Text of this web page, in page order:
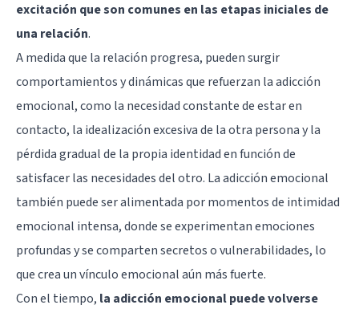
excitación que son comunes en las etapas iniciales de
una relación.
A medida que la relación progresa, pueden surgir
comportamientos y dinámicas que refuerzan la adicción
emocional, como la necesidad constante de estar en
contacto, la idealización excesiva de la otra persona y la
pérdida gradual de la propia identidad en función de
satisfacer las necesidades del otro. La adicción emocional
también puede ser alimentada por momentos de intimidad
emocional intensa, donde se experimentan emociones
profundas y se comparten secretos o vulnerabilidades, lo
que crea un vínculo emocional aún más fuerte.
Con el tiempo, la adicción emocional puede volverse